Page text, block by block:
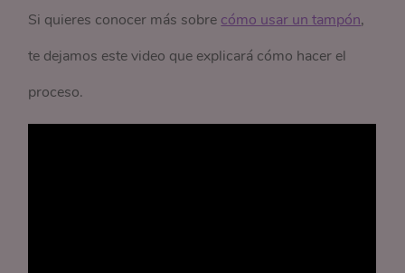
Si quieres conocer más sobre cómo usar un tampón,
te dejamos este video que explicará cómo hacer el
proceso.